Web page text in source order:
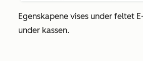
Egenskapene vises under feltet
under kassen.